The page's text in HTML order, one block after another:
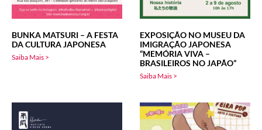
BUNKA MATSURI – A FESTA
DA CULTURA JAPONESA
Saiba Mais >
EXPOSIÇÃO NO MUSEU DA
IMIGRAÇÃO JAPONESA
“MEMÓRIA VIVA –
BRASILEIROS NO JAPÃO”
Saiba Mais >